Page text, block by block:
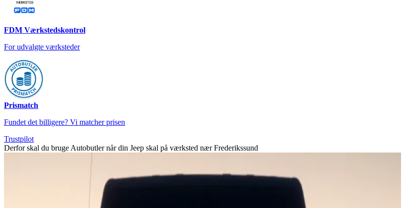
FDM Værkstedskontrol
For udvalgte værksteder
Prismatch
Fundet det billigere? Vi matcher prisen
Trustpilot
Derfor skal du bruge Autobutler når din Jeep skal på værksted nær Frederikssund